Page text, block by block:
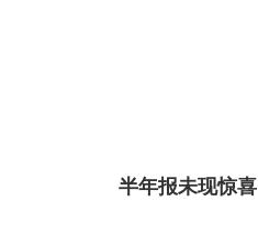
半年报未现惊喜